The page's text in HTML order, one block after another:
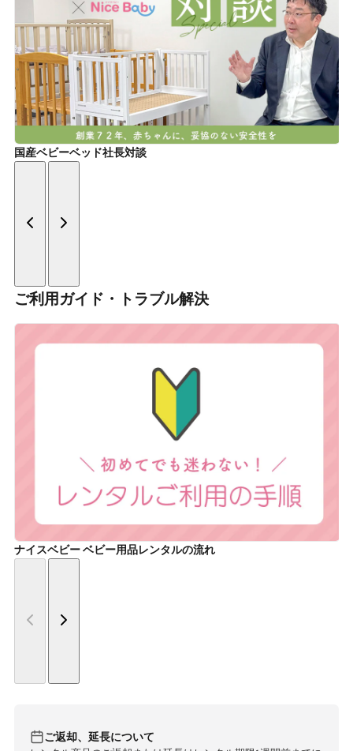
国産ベビーベッド社長対談
ご利用ガイド・トラブル解決
ナイスベビー ベビー用品レンタルの流れ
ご返却、延長について